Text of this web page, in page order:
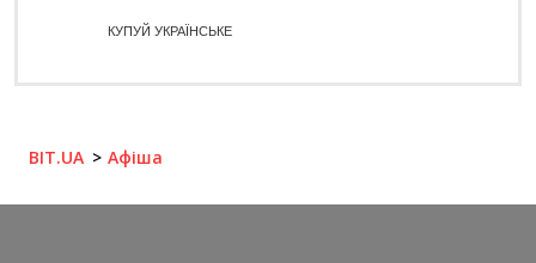
КУПУЙ УКРАЇНСЬКЕ
BIT.UA Афіша